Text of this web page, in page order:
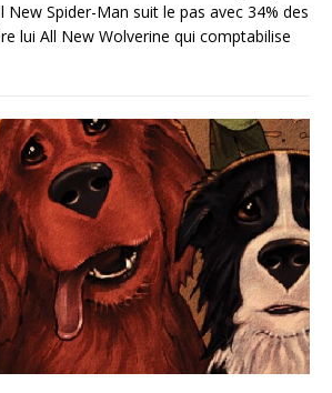
New Spider-Man suit le pas avec 34% des
lui All New Wolverine qui comptabilise